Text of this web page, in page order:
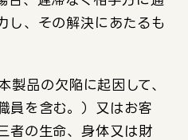
し、その解決にあたるも
製品の欠陥に起因して、
員を含む。）又はお客
者の生命、身体又は財